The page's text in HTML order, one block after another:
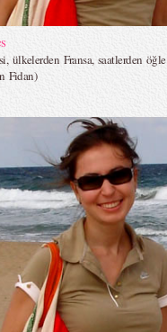
ülkelerden Fransa, saatlerden
Fidan)